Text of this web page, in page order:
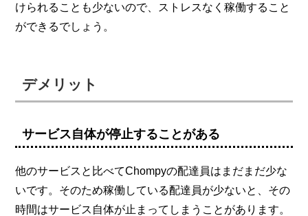
けられることも少ないので、ストレスなく稼働すること
ができるでしょう。
デメリット
サービス自体が停止することがある
他のサービスと比べてChompyの配達員はまだまだ少な
いです。そのため稼働している配達員が少ないと、その
時間はサービス自体が止まってしまうことがあります。